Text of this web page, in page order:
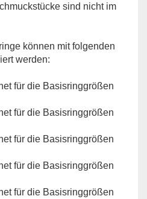
sind nicht im
können mit folgenden
werden:
für die Basisringgrößen
für die Basisringgrößen
für die Basisringgrößen
für die Basisringgrößen
für die Basisringgrößen